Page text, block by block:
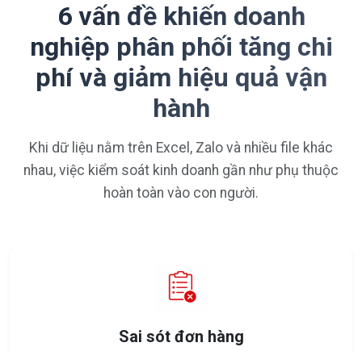
6 vấn đề khiến doanh
nghiệp phân phối tăng chi
phí và giảm hiệu quả vận
hành
Khi dữ liệu nằm trên Excel, Zalo và nhiều file khác
nhau, việc kiểm soát kinh doanh gần như phụ thuộc
hoàn toàn vào con người.
Sai sót đơn hàng